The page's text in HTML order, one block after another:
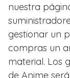
nuestra
gestionar un
compras un
material. Los
de Anime